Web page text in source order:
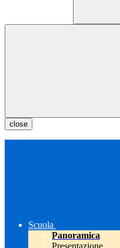
close
Scuola
Panoramica